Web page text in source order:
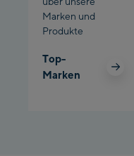
Marken und
Produkte
Top-
Marken